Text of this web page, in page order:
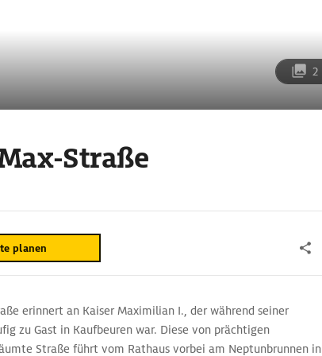
2
Straße
planen
erinnert an Kaiser Maximilian I., der während seiner
zu Gast in Kaufbeuren war. Diese von prächtigen
Straße führt vom Rathaus vorbei am Neptunbrunnen in